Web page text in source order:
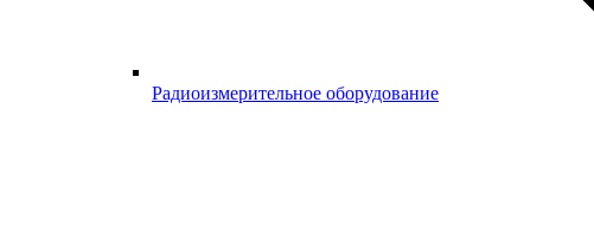
Радиоизмерительное оборудование